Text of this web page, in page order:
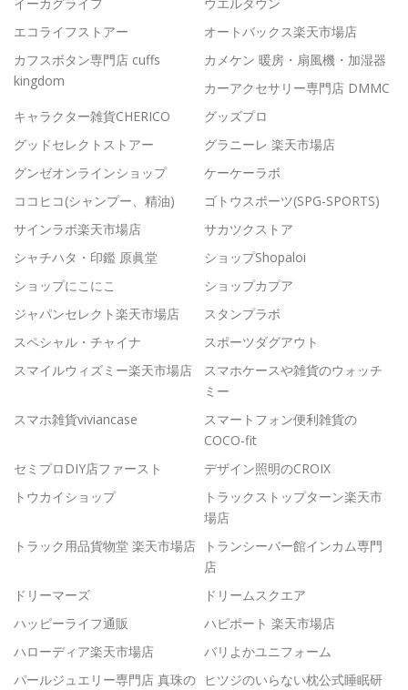
エコライフストアー
オートバックス楽天市場店
カフスボタン専門店 cuffs
kingdom
カメケン 暖房・扇風機・加湿器
カーアクセサリー専門店 DMMC
キャラクター雑貨CHERICO
グッズプロ
グッドセレクトストアー
グラニーレ 楽天市場店
グンゼオンラインショップ
ケーケーラボ
ココヒコ(シャンプー、精油)
ゴトウスポーツ(SPG-SPORTS)
サインラボ楽天市場店
サカツクストア
シャチハタ・印鑑 原眞堂
ショップShopaloi
ショップにこにこ
ショップカプア
ジャパンセレクト楽天市場店
スタンプラボ
スペシャル・チャイナ
スポーツダグアウト
スマイルウィズミー楽天市場店
スマホケースや雑貨のウォッチ
ミー
スマホ雑貨viviancase
スマートフォン便利雑貨の
COCO-fit
セミプロDIY店ファースト
デザイン照明のCROIX
トウカイショップ
トラックストップターン楽天市
場店
トラック用品貨物堂 楽天市場店
トランシーバー館インカム専門
店
ドリーマーズ
ドリームスクエア
ハッピーライフ通販
ハピポート 楽天市場店
ハローディア楽天市場店
バリよかユニフォーム
パールジュエリー専門店 真珠の ヒツジのいらない枕公式睡眠研